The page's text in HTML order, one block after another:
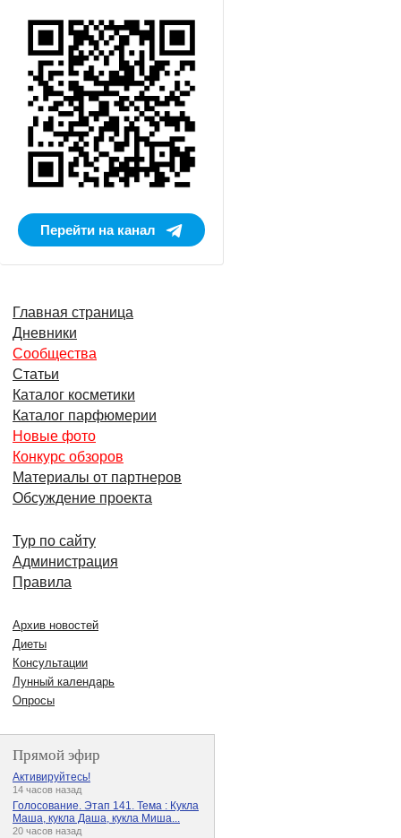
Перейти на канал
Главная страница
Дневники
Сообщества
Статьи
Каталог косметики
Каталог парфюмерии
Новые фото
Конкурс обзоров
Материалы от партнеров
Обсуждение проекта
Тур по сайту
Администрация
Правила
Архив новостей
Диеты
Консультации
Лунный календарь
Опросы
Прямой эфир
Активируйтесь!
14 часов назад
Голосование. Этап 141. Тема : Кукла
Маша, кукла Даша, кукла Миша...
20 часов назад